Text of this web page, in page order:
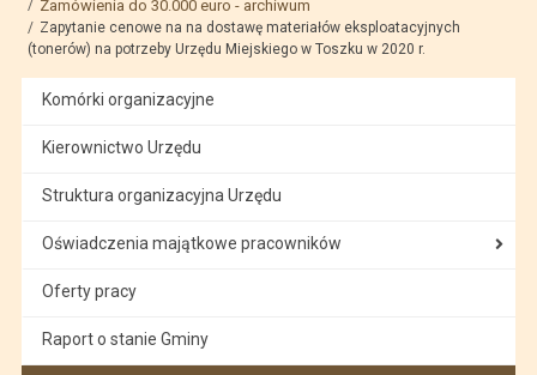
Zamówienia do 30.000 euro - archiwum
Zapytanie cenowe na na dostawę materiałów eksploatacyjnych
(tonerów) na potrzeby Urzędu Miejskiego w Toszku w 2020 r.
Komórki organizacyjne
Kierownictwo Urzędu
Struktura organizacyjna Urzędu
Oświadczenia majątkowe pracowników
Oferty pracy
Raport o stanie Gminy